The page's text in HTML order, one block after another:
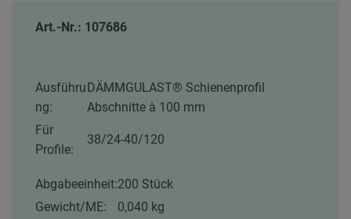
Art.-Nr.: 107686
Ausführu
ng:
DÄMMGULAST® Schienenprofil
Abschnitte à 100 mm
Für
Profile:
38/24-40/120
Abgabeeinheit:200 Stück
Gewicht/ME:
0,040 kg